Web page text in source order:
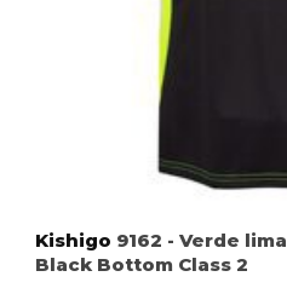
Kishigo 9162 - Verde lima
Black Bottom Class 2